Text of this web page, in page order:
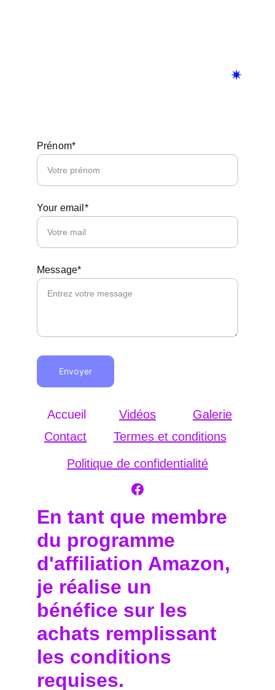
Prénom*
Your email*
Message*
Envoyer
Accueil
Vidéos
Contact
Galerie
Politique de confidentialité
Termes et conditions
En tant que membre
du programme
d'affiliation Amazon,
je réalise un
bénéfice sur les
achats remplissant
les conditions
requises.